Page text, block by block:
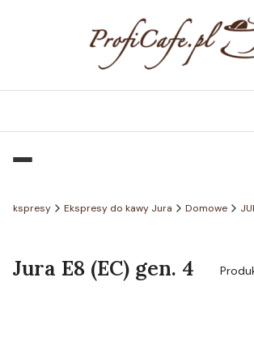
Ekspresy Ekspresy do kawy Jura Domowe
Jura E8 (EC) gen. 4